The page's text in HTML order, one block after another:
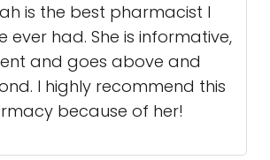
is the best pharmacist I
ever had. She is informative,
and goes above and
I highly recommend this
because of her!